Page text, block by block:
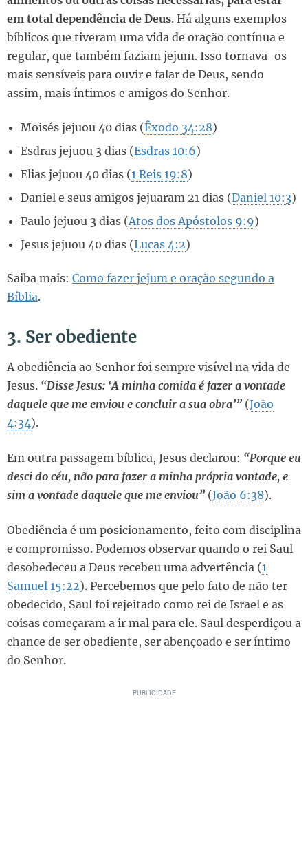
em total dependência de Deus. Há alguns exemplos
bíblicos que tiveram uma vida de oração contínua e
regular, que também faziam jejum. Isso tornava-os
mais sensíveis para ouvir e falar de Deus, sendo
assim, mais íntimos e amigos do Senhor.
Moisés jejuou 40 dias (Êxodo 34:28)
Esdras jejuou 3 dias (Esdras 10:6)
Elias jejuou 40 dias (1 Reis 19:8)
Daniel e seus amigos jejuaram 21 dias (Daniel 10:3)
Paulo jejuou 3 dias (Atos dos Apóstolos 9:9)
Jesus jejuou 40 dias (Lucas 4:2)
Saiba mais: Como fazer jejum e oração segundo a
Bíblia.
3. Ser obediente
A obediência ao Senhor foi sempre visível na vida de
Jesus. “Disse Jesus: ‘A minha comida é fazer a vontade
daquele que me enviou e concluir a sua obra’” (João
4:34).
Em outra passagem bíblica, Jesus declarou: “Porque eu
desci do céu, não para fazer a minha própria vontade, e
sim a vontade daquele que me enviou” (João 6:38).
Obediência é um posicionamento, feito com disciplina
e compromisso. Podemos observar quando o rei Saul
desobedeceu a Deus recebeu uma advertência (1
Samuel 15:22). Percebemos que pelo fato de não ter
obedecido, Saul foi rejeitado como rei de Israel e as
coisas começaram a ir mal para ele. Saul desperdiçou a
chance de ser obediente, ser abençoado e ser íntimo
do Senhor.